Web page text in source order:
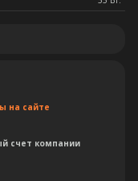
на сайте
счет компании